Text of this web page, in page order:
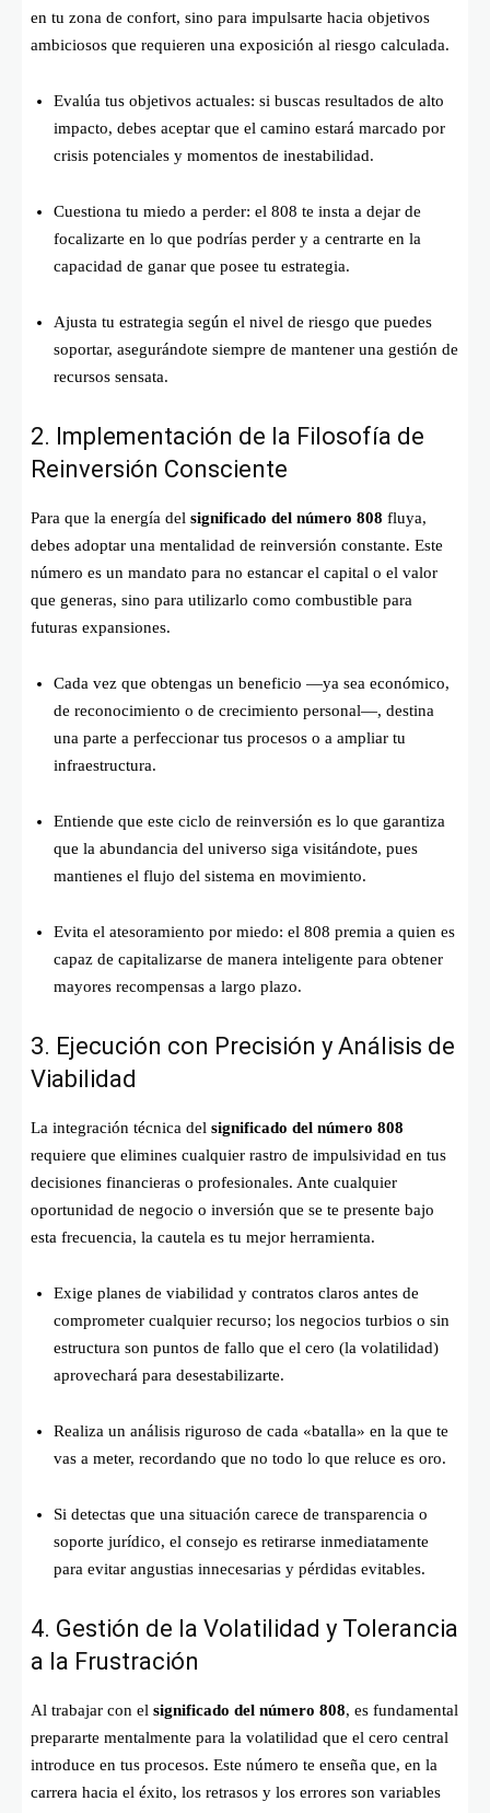
en tu zona de confort, sino para impulsarte hacia objetivos
ambiciosos que requieren una exposición al riesgo calculada.
Evalúa tus objetivos actuales: si buscas resultados de alto
impacto, debes aceptar que el camino estará marcado por
crisis potenciales y momentos de inestabilidad.
Cuestiona tu miedo a perder: el 808 te insta a dejar de
focalizarte en lo que podrías perder y a centrarte en la
capacidad de ganar que posee tu estrategia.
Ajusta tu estrategia según el nivel de riesgo que puedes
soportar, asegurándote siempre de mantener una gestión de
recursos sensata.
2. Implementación de la Filosofía de
Reinversión Consciente
Para que la energía del significado del número 808 fluya,
debes adoptar una mentalidad de reinversión constante. Este
número es un mandato para no estancar el capital o el valor
que generas, sino para utilizarlo como combustible para
futuras expansiones.
Cada vez que obtengas un beneficio —ya sea económico,
de reconocimiento o de crecimiento personal—, destina
una parte a perfeccionar tus procesos o a ampliar tu
infraestructura.
Entiende que este ciclo de reinversión es lo que garantiza
que la abundancia del universo siga visitándote, pues
mantienes el flujo del sistema en movimiento.
Evita el atesoramiento por miedo: el 808 premia a quien es
capaz de capitalizarse de manera inteligente para obtener
mayores recompensas a largo plazo.
3. Ejecución con Precisión y Análisis de
Viabilidad
La integración técnica del significado del número 808
requiere que elimines cualquier rastro de impulsividad en tus
decisiones financieras o profesionales. Ante cualquier
oportunidad de negocio o inversión que se te presente bajo
esta frecuencia, la cautela es tu mejor herramienta.
Exige planes de viabilidad y contratos claros antes de
comprometer cualquier recurso; los negocios turbios o sin
estructura son puntos de fallo que el cero (la volatilidad)
aprovechará para desestabilizarte.
Realiza un análisis riguroso de cada «batalla» en la que te
vas a meter, recordando que no todo lo que reluce es oro.
Si detectas que una situación carece de transparencia o
soporte jurídico, el consejo es retirarse inmediatamente
para evitar angustias innecesarias y pérdidas evitables.
4. Gestión de la Volatilidad y Tolerancia
a la Frustración
Al trabajar con el significado del número 808, es fundamental
prepararte mentalmente para la volatilidad que el cero central
introduce en tus procesos. Este número te enseña que, en la
carrera hacia el éxito, los retrasos y los errores son variables